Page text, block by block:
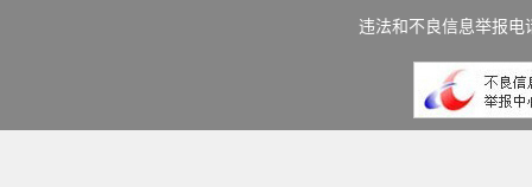
违法和不良信息举报